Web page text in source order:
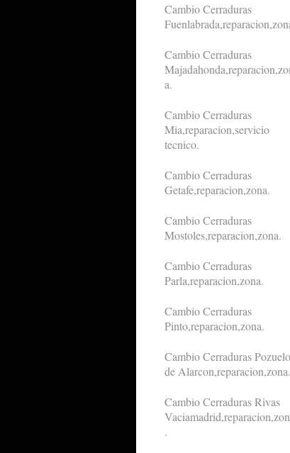
Cambio Cerraduras
Cambio Cerraduras
a.
Cambio Cerraduras
Mia,reparacion,servicio
tecnico.
Cambio Cerraduras
Getafe,reparacion,zona.
Cambio Cerraduras
Mostoles,reparacion,zona.
Cambio Cerraduras
Parla,reparacion,zona.
Cambio Cerraduras
Pinto,reparacion,zona.
Cambio Cerraduras Pozuelo
de Alarcon,reparacion,zona.
Cambio Cerraduras Rivas
.